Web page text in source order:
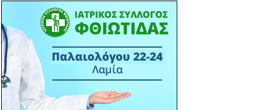
πάνελ του Επιμελητηρίου
Φθιώτιδας στο STAR FORUM IV
15:38 13/03
ΙΣ ΦΘΙΩΤΙΔΑΣ - ΔΕΛΤΙΟ ΤΥΠΟΥ -
ΣΥΝΔΙΟΡΓΑΝΩΣΗ ΕΝΗΜΕΡΩΤΙΚΗΣ
ΕΚΔΗΛΩΣΗ ΙΣΦ ΜΕ ΠΟΛΙΤΙΣΤΙΚΟ
ΣΥΛΛΟΓΟ Μ. ΒΡΥΣΗΣ- 16-03-2026
ΑΙΘΟΥΣΑ ΠΟΛΛΑΠΛΩΝ ΧΡΗΣΕΩΝ Μ.
ΒΡΥΣΗΣ - ΩΡΑ 18:30Μ.Μ.